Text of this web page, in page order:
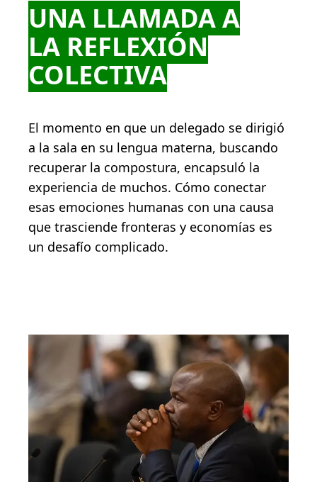
UNA LLAMADA A
LA REFLEXIÓN
COLECTIVA
El momento en que un delegado se dirigió
a la sala en su lengua materna, buscando
recuperar la compostura, encapsuló la
experiencia de muchos. Cómo conectar
esas emociones humanas con una causa
que trasciende fronteras y economías es
un desafío complicado.